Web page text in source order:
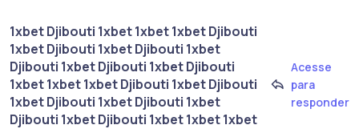
1xbet Djibouti 1xbet 1xbet 1xbet Djibouti
1xbet Djibouti 1xbet Djibouti 1xbet
Djibouti 1xbet Djibouti 1xbet Djibouti
1xbet 1xbet 1xbet Djibouti 1xbet Djibouti
1xbet Djibouti 1xbet Djibouti 1xbet
Djibouti 1xbet Djibouti 1xbet 1xbet 1xbet
Acesse
para
responder